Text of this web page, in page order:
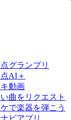
グランプリ
AI＋
動画
曲をリクエスト
で楽器を弾こう
ビアプリ